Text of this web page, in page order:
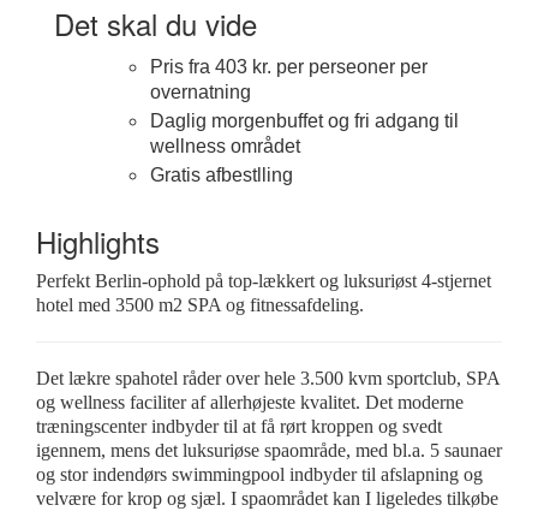
Det skal du vide
Pris fra 403 kr. per perseoner per
overnatning
Daglig morgenbuffet og fri adgang til
wellness området
Gratis afbestlling
Highlights
Perfekt Berlin-ophold på top-lækkert og luksuriøst 4-stjernet
hotel med 3500 m2 SPA og fitnessafdeling.
Det lækre spahotel råder over hele 3.500 kvm sportclub, SPA
og wellness faciliter af allerhøjeste kvalitet. Det moderne
træningscenter indbyder til at få rørt kroppen og svedt
igennem, mens det luksuriøse spaområde, med bl.a. 5 saunaer
og stor indendørs swimmingpool indbyder til afslapning og
velvære for krop og sjæl. I spaområdet kan I ligeledes tilkøbe